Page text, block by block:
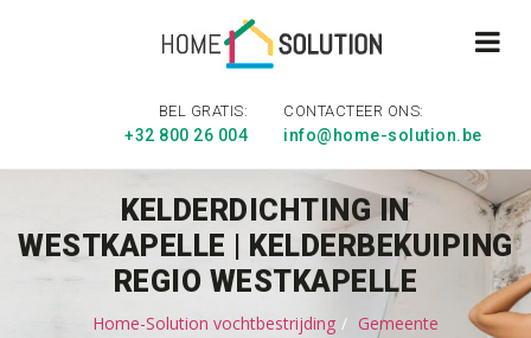
BEL GRATIS:
+32 800 26 004
CONTACTEER ONS:
info@home-solution.be
KELDERDICHTING IN
WESTKAPELLE | KELDERBEKUIPING
REGIO WESTKAPELLE
Home-Solution vochtbestrijding
Gemeente